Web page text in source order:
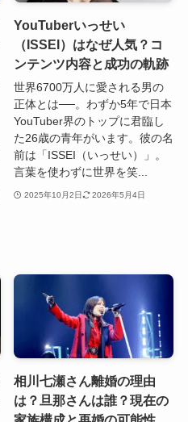
YouTuberいっせい
（ISSEI）はなぜ人気？コ
ンテンツ内容と成功の軌跡
世界6700万人に愛される男の
正体とは──。わずか5年で日本
YouTuber界のトップに君臨し
た26歳の青年がいます。彼の名
前は「ISSEI（いっせい）」。
言葉を使わずに世界を笑...
2025年10月2日 2026年5月4日
相川七瀬さん離婚の理由
は？旦那さんは誰？現在の